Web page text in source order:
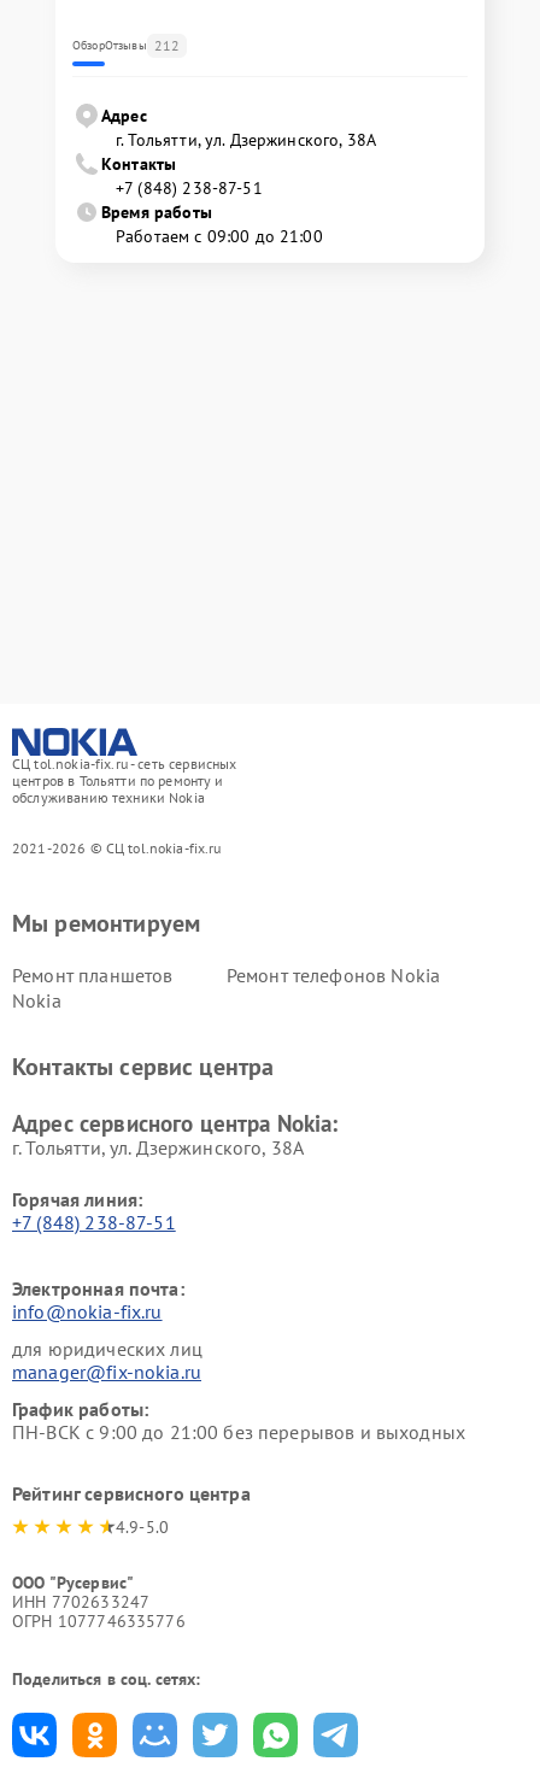
ОбзорОтзывы 212
Адрес
г. Тольятти, ул. Дзержинского, 38А
Контакты
+7 (848) 238-87-51
Время работы
Работаем с 09:00 до 21:00
СЦ tol.nokia-fix.ru - сеть сервисных
центров в Тольятти по ремонту и
обслуживанию техники Nokia
2021-2026 © СЦ tol.nokia-fix.ru
Мы ремонтируем
Ремонт планшетов
Nokia
Ремонт телефонов Nokia
Контакты сервис центра
Адрес сервисного центра Nokia:
г. Тольятти, ул. Дзержинского, 38А
Горячая линия:
+7 (848) 238-87-51
Электронная почта:
info@nokia-fix.ru
для юридических лиц
manager@fix-nokia.ru
График работы:
ПН-ВСК с 9:00 до 21:00 без перерывов и выходных
Рейтинг сервисного центра
4.9-5.0
ООО "Русервис"
ИНН 7702633247
ОГРН 1077746335776
Поделиться в соц. сетях: